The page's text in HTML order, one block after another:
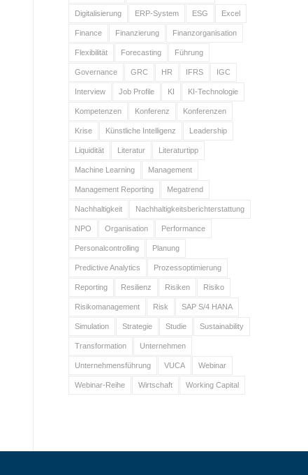
Digitalisierung ERP-System ESG Excel
Finance Finanzierung Finanzorganisation
Flexibilität Forecasting Führung
Governance GRC HR IFRS IGC
Interview Job Profile KI KI-Technologie
Kompetenzen Konferenz Konferenzen
Krise Künstliche Intelligenz Leadership
Liquidität Literatur Literaturtipp
Machine Learning Management
Management Reporting Megatrend
Nachhaltigkeit Nachhaltigkeitsberichterstattung
NPO Organisation Performance
Personalcontrolling Planung
Predictive Analytics Prozessoptimierung
Reporting Resilienz Risiken Risiko
Risikomanagement Risk SAP S/4 HANA
Simulation Strategie Studie Sustainability
Transformation Unternehmen
Unternehmensführung VUCA Webinar
Webinar-Reihe Wirtschaft Working Capital